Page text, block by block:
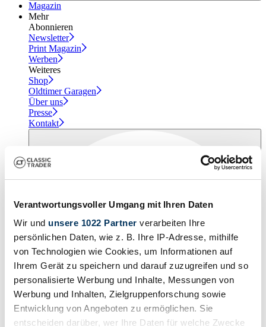
Verantwortungsvoller Umgang mit Ihren Daten
Wir und unsere 1022 Partner verarbeiten Ihre
persönlichen Daten, wie z. B. Ihre IP-Adresse, mithilfe
von Technologien wie Cookies, um Informationen auf
Ihrem Gerät zu speichern und darauf zuzugreifen und so
personalisierte Werbung und Inhalte, Messungen von
Werbung und Inhalten, Zielgruppenforschung sowie
Entwicklung von Angeboten zu ermöglichen. Sie
entscheiden darüber, wer Ihre Daten für welche Zwecke
Magazin
Mehr
Abonnieren
Newsletter
Print Magazin
Werben
Weiteres
Shop
Oldtimer Garagen
Über uns
Presse
Kontakt